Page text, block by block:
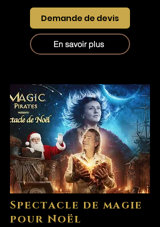
Demande de devis
En savoir plus
Spectacle de magie
pour Noël